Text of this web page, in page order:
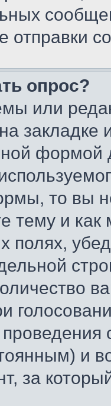
отправки
опрос?
или
формой
то вы
тему и
полях,
и
за